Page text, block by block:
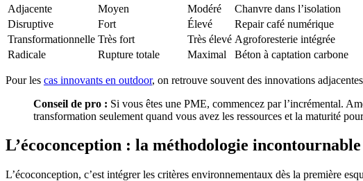
Adjacente
Moyen Modéré
Chanvre dans l’isolation
Disruptive
Fort Élevé
Repair café numérique
Transformationnelle Très fort Très élevé Agroforesterie intégrée
Radicale
Rupture totale Maximal Béton à captation carbone
Pour les cas innovants en outdoor, on retrouve souvent des innovations
Conseil de pro : Si vous êtes une PME, commencez par l’incrémental.
transformation seulement quand vous avez les ressources et la maturité
L’écoconception : la méthodologie
L’écoconception, c’est intégrer les critères environnementaux dès la première